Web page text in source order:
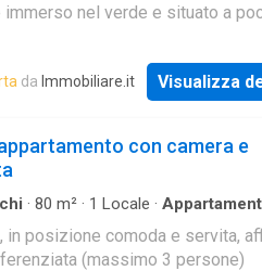
nel verde e situato a
da Immobiliare.it Visualizza
con camera e
· 80 m² · 1 Locale ·
in posizione comoda e servita,
(massimo 3 persone)